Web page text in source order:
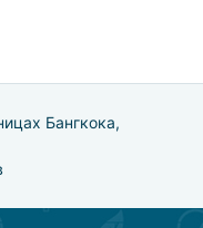
Бангкока,